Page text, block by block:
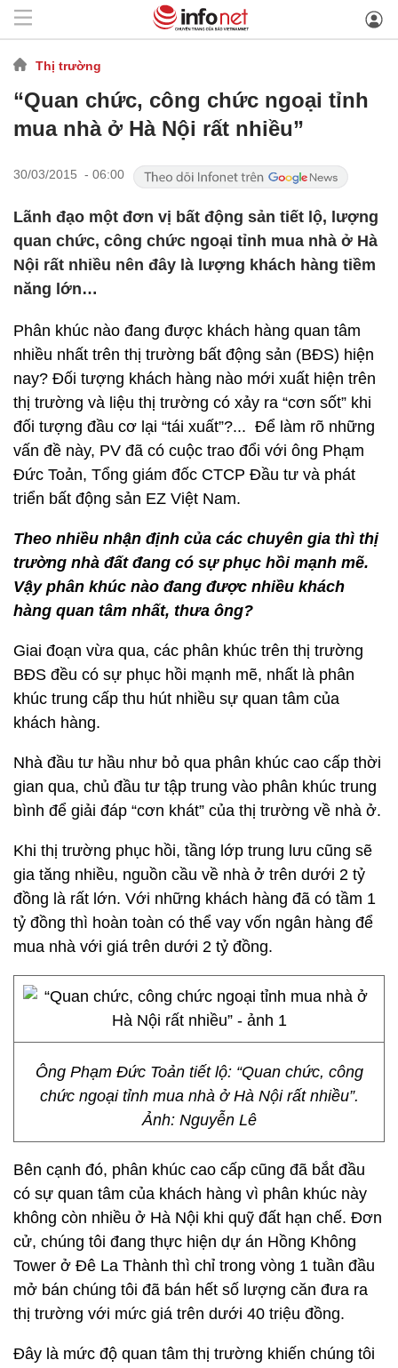
Thị trường
“Quan chức, công chức ngoại tỉnh
mua nhà ở Hà Nội rất nhiều”
30/03/2015 - 06:00
Lãnh đạo một đơn vị bất động sản tiết lộ, lượng
quan chức, công chức ngoại tỉnh mua nhà ở Hà
Nội rất nhiều nên đây là lượng khách hàng tiềm
năng lớn…
Phân khúc nào đang được khách hàng quan tâm
nhiều nhất trên thị trường bất động sản (BĐS) hiện
nay? Đối tượng khách hàng nào mới xuất hiện trên
thị trường và liệu thị trường có xảy ra “cơn sốt” khi
đối tượng đầu cơ lại “tái xuất”?... Để làm rõ những
vấn đề này, PV đã có cuộc trao đổi với ông Phạm
Đức Toản, Tổng giám đốc CTCP Đầu tư và phát
triển bất động sản EZ Việt Nam.
Theo nhiều nhận định của các chuyên gia thì thị
trường nhà đất đang có sự phục hồi mạnh mẽ.
Vậy phân khúc nào đang được nhiều khách
hàng quan tâm nhất, thưa ông?
Giai đoạn vừa qua, các phân khúc trên thị trường
BĐS đều có sự phục hồi mạnh mẽ, nhất là phân
khúc trung cấp thu hút nhiều sự quan tâm của
khách hàng.
Nhà đầu tư hầu như bỏ qua phân khúc cao cấp thời
gian qua, chủ đầu tư tập trung vào phân khúc trung
bình để giải đáp “cơn khát” của thị trường về nhà ở.
Khi thị trường phục hồi, tầng lớp trung lưu cũng sẽ
gia tăng nhiều, nguồn cầu về nhà ở trên dưới 2 tỷ
đồng là rất lớn. Với những khách hàng đã có tầm 1
tỷ đồng thì hoàn toàn có thể vay vốn ngân hàng để
mua nhà với giá trên dưới 2 tỷ đồng.
Ông Phạm Đức Toản tiết lộ: “Quan chức, công
chức ngoại tỉnh mua nhà ở Hà Nội rất nhiều”.
Ảnh: Nguyễn Lê
Bên cạnh đó, phân khúc cao cấp cũng đã bắt đầu
có sự quan tâm của khách hàng vì phân khúc này
không còn nhiều ở Hà Nội khi quỹ đất hạn chế. Đơn
cử, chúng tôi đang thực hiện dự án Hồng Không
Tower ở Đê La Thành thì chỉ trong vòng 1 tuần đầu
mở bán chúng tôi đã bán hết số lượng căn đưa ra
thị trường với mức giá trên dưới 40 triệu đồng.
Đây là mức độ quan tâm thị trường khiến chúng tôi